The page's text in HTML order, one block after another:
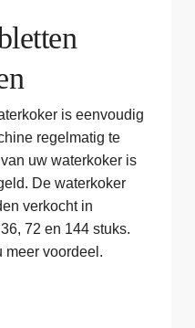
is eenvoudig
regelmatig te
uw waterkoker is
De waterkoker
verkocht in
72 en 144 stuks.
meer voordeel.